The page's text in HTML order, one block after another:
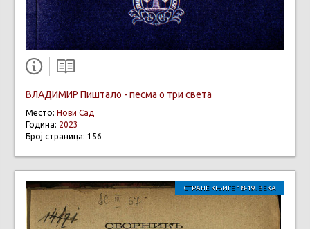
ВЛАДИМИР Пиштало - песма о три света
Место: Нови Сад
Година: 2023
Број страница: 156
СТРАНЕ КЊИГЕ 18-19. ВЕКА